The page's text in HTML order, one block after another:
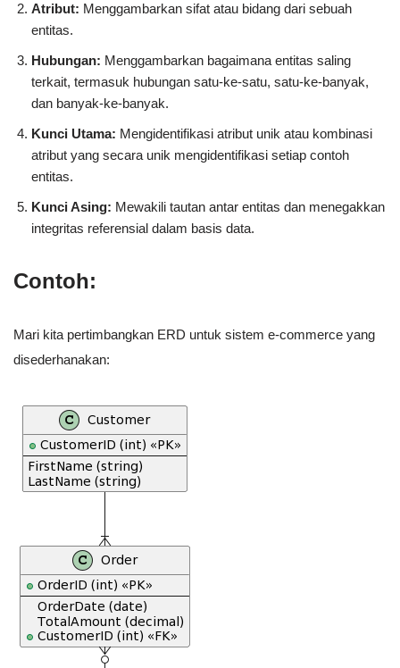
Atribut: Menggambarkan sifat atau bidang dari sebuah
entitas.
Hubungan: Menggambarkan bagaimana entitas saling
terkait, termasuk hubungan satu-ke-satu, satu-ke-banyak,
dan banyak-ke-banyak.
Kunci Utama: Mengidentifikasi atribut unik atau kombinasi
atribut yang secara unik mengidentifikasi setiap contoh
entitas.
Kunci Asing: Mewakili tautan antar entitas dan menegakkan
integritas referensial dalam basis data.
Contoh:
Mari kita pertimbangkan ERD untuk sistem e-commerce yang
disederhanakan: